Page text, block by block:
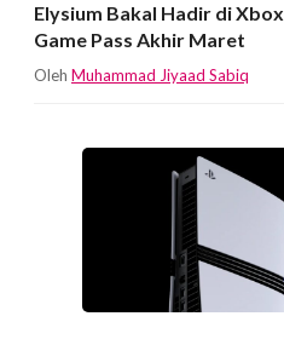
Elysium Bakal Hadir di Xbox
Game Pass Akhir Maret
Oleh Muhammad Jiyaad Sabiq